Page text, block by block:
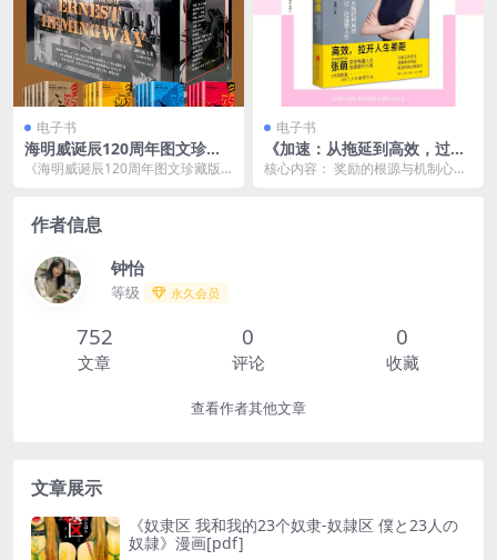
电子书
海明威诞辰120周年图文珍藏
版文集（全18卷）
《海明威诞辰120周年图文珍藏版
电子书
《加速：从拖延到高效，过三
倍速度人生》[pdf]夸克网盘下
核心内容： 奖励的根源与机制心
作者信息
钟怡
等级 永久会员
752
文章
0
评论
0
收藏
查看作者其他文章
文章展示
《奴隶区 我和我的23个奴隶-奴隷区 僕と23人の
奴隷》漫画[pdf]